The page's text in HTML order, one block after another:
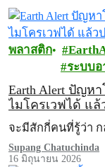
พลาสติก
ระบบ
Earth Alert ปัญห
ไมโครเวฟได้ แ
จะมีสักกี่คนที่รู้ว่า
Supang Chatuchinda
16 มิถุนายน 2026